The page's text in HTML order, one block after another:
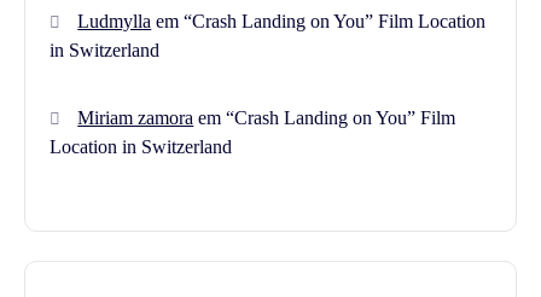
Ludmylla em“Crash Landing on You” Film Location
in Switzerland
Miriam zamora em“Crash Landing on You” Film
Location in Switzerland